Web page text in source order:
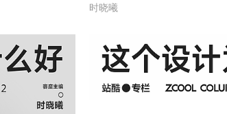
时晓曦